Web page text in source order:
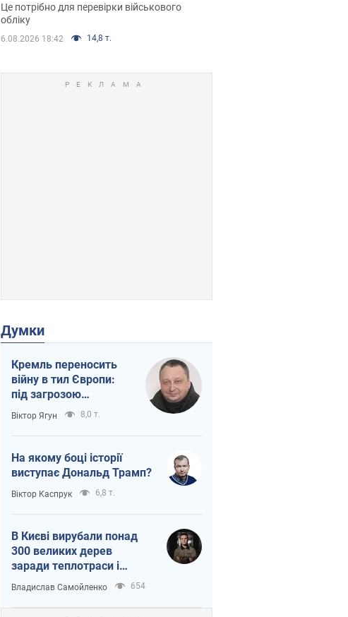
Це потрібно для перевірки військового
обліку
6.08.2026 18:42 14,8 т.
Думки
Кремль переносить
війну в тил Європи:
під загрозою
критична логістика
Віктор Ягун 8,0 т.
На якому боці історії
виступає Дональд Трамп?
Віктор Каспрук 6,8 т.
В Києві вирубали понад
300 великих дерев
заради теплотраси і
всупереч Генплану
Владислав Самойленко 654